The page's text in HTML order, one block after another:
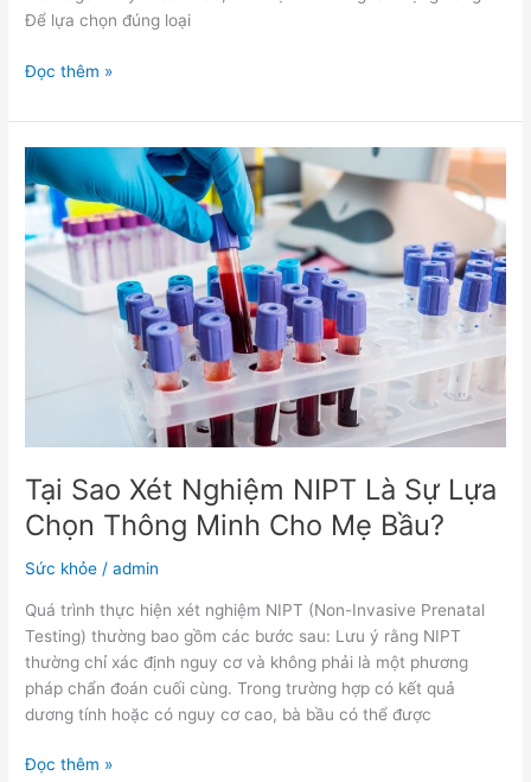
Để lựa chọn đúng loại
Đọc thêm »
Tại Sao Xét Nghiệm NIPT Là Sự Lựa
Chọn Thông Minh Cho Mẹ Bầu?
Sức khỏe /admin
Quá trình thực hiện xét nghiệm NIPT (Non-Invasive Prenatal
Testing) thường bao gồm các bước sau: Lưu ý rằng NIPT
thường chỉ xác định nguy cơ và không phải là một phương
pháp chẩn đoán cuối cùng. Trong trường hợp có kết quả
dương tính hoặc có nguy cơ cao, bà bầu có thể được
Tại
Sao
Xét
Nghiệm
NIPT
Là
Cho
Bầu?
Đọc thêm »